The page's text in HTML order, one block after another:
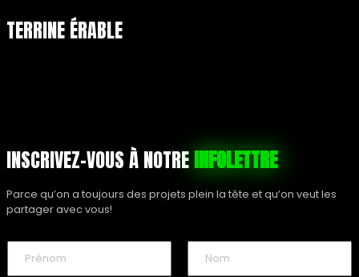
TERRINE ÉRABLE
INSCRIVEZ-VOUS À NOTREINFOLETTRE
Parce qu’on a toujours des projets plein la tête et qu’on veut les
partager avec vous!